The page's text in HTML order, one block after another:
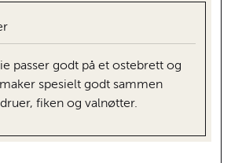
passer godt på et ostebrett og
spesielt godt sammen
fiken og valnøtter.